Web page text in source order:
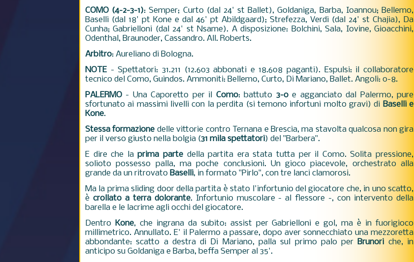
COMO (4-2-3-1): Semper; Curto (dal 24' st Ballet), Goldaniga, Barba, Ioannou; Bellemo,
Baselli (dal 18' pt Kone e dal 46' pt Abildgaard); Strefezza, Verdi (dal 24' st Chajia), Da
Cunha; Gabrielloni (dal 24' st Nsame). A disposizione: Bolchini, Sala, Iovine, Gioacchini,
Odenthal, Braunoder, Cassandro. All. Roberts.
Arbitro: Aureliano di Bologna.
NOTE - Spettatori: 31.211 (12.603 abbonati e 18.608 paganti). Espulsi: il collaboratore
tecnico del Como, Guindos. Ammoniti: Bellemo, Curto, Di Mariano, Ballet. Angoli: 0-8.
PALERMO - Una Caporetto per il Como: battuto 3-0e agganciato dal Palermo, pure
sfortunato ai massimi livelli con la perdita (si temono infortuni molto gravi) di Baselli e
Kone.
Stessa formazione delle vittorie contro Ternana e Brescia, ma stavolta qualcosa non gira
per il verso giusto nella bolgia (31 mila spettatori) del "Barbera".
E dire che laprima parte della partita era stata tutta per il Como. Solita pressione,
solioto possesso palla, ma poche conclusioni. Un gioco piacevole, orchestrato alla
grande da un ritrovato Baselli, in formato "Pirlo", con tre lanci clamorosi.
Ma la prima sliding door della partita è stato l'infortunio del giocatore che, in uno scatto,
è crollato a terra dolorante. Infortunio muscolare - al flessore -, con intervento della
barella e le lacrime agli occhi del giocatore.
Dentro Kone, che ingrana da subito: assist per Gabrielloni e gol, ma è in fuorigioco
millimetrico. Annullato. E' il Palermo a passare, dopo aver sonnecchiato una mezzoretta
abbondante: scatto a destra di Di Mariano, palla sul primo palo perBrunori che, in
anticipo su Goldaniga e Barba, beffa Semper al 35'.